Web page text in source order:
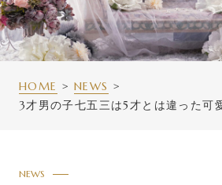
HOME
NEWS
3才男の子七五三は5才とは違った可
NEWS